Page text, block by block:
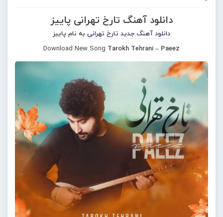
دانلود آهنگ تارخ تهرانی پاییز
دانلود آهنگ جدید تارخ تهرانی به نام پاییز
Download New Song Tarokh Tehrani – Paeez